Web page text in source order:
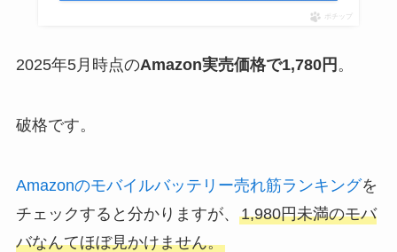
ポチップ
2025年5月時点のAmazon実売価格で1,780円 。
破格です。
Amazonのモバイルバッテリー売れ筋ランキングを
チェックすると分かりますが、 1,980円未満のモバ
バなんてほぼ見かけません。